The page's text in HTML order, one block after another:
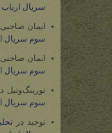
سریال
ایمان صاحبی
سوم سریال
ایمان صاحبی
سوم سریال
تورینگ‌وتیل
سوم سریال
توحید در